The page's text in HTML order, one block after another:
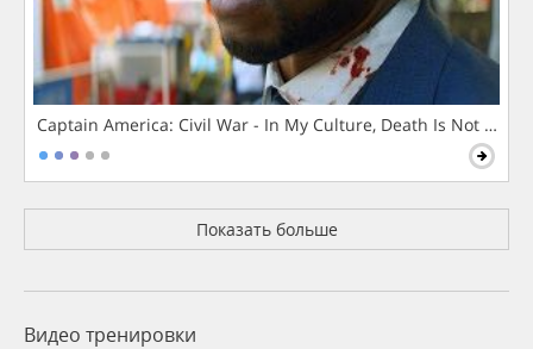
Captain America: Civil War - In My Culture, Death Is Not The
Показать больше
Видео тренировки